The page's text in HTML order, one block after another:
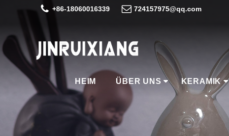
+86-18060016339 724157975@qq.com
HEIM ÜBER UNS KERAMIK